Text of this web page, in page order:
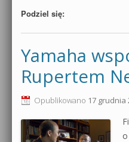
Podziel się:
Yamaha
Rupertem
Opublikowano 17 grudnia